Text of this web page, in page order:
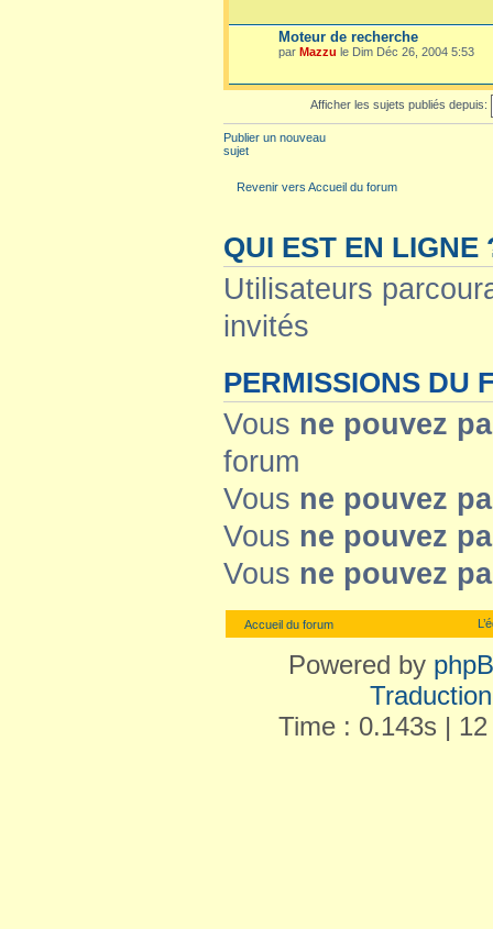
Moteur de recherche
par Mazzu le Dim Déc 26, 2004 5:53
Afficher les sujets publiés depuis:
Publier un nouveau
sujet
Revenir vers Accueil du forum
QUI EST EN LIGNE
Utilisateurs
invités
PERMISSIONS DU
Vous ne pouvez
forum
Vous ne pouvez
Vous ne pouvez
Vous ne pouvez
Accueil du forum
Powered by
Time : 0.143s |